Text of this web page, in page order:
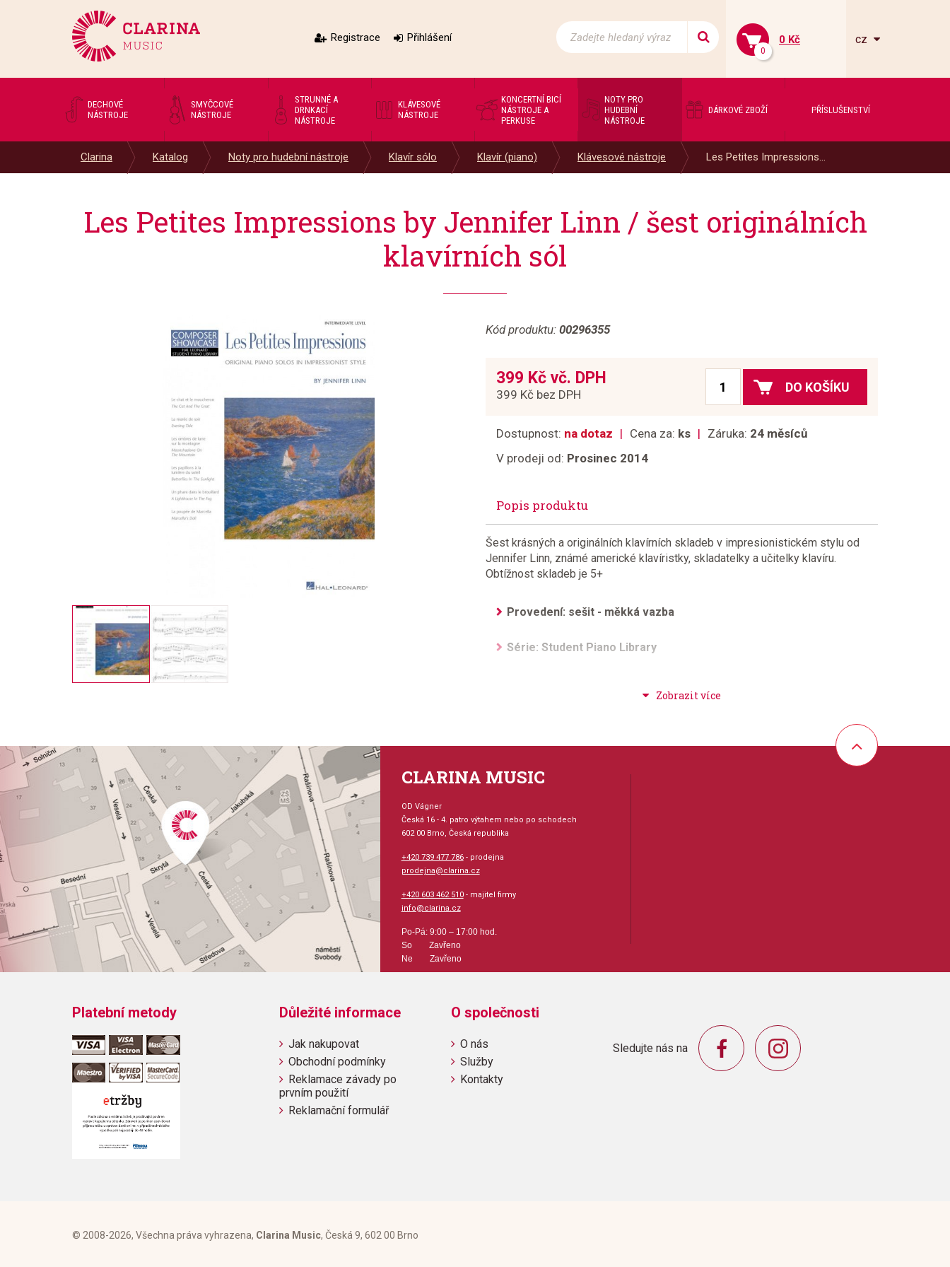
Registrace Přihlášení
0
0 Kč cz
DECHOVÉ
NÁSTROJE
SMYČCOVÉ
NÁSTROJE
STRUNNÉ A
DRNKACÍ
NÁSTROJE
KLÁVESOVÉ
NÁSTROJE
KONCERTNÍ BICÍ
NÁSTROJE A
PERKUSE
NOTY PRO
HUDEBNÍ
NÁSTROJE
DÁRKOVÉ ZBOŽÍ PŘÍSLUŠENSTVÍ
Clarina Katalog Noty pro hudební nástroje Klavír sólo Klavír (piano) Klávesové nástroje Les Petites Impressions...
Les Petites Impressions by Jennifer Linn / šest originálních
klavírních sól
Kód produktu: 00296355
399 Kč vč. DPH
399 Kč bez DPH
DO KOŠÍKU
Dostupnost: na dotaz Cena za: ks Záruka: 24 měsíců
V prodeji od: Prosinec 2014
Popis produktu
Šest krásných a originálních klavírních skladeb v impresionistickém stylu od
Jennifer Linn, známé americké klavíristky, skladatelky a učitelky klavíru.
Obtížnost skladeb je 5+
Provedení: sešit - měkká vazba
Série: Student Piano Library
hudební úprava: klavír
Odběr minimálně 1 kus
La maree de soir (Evening Tide)La Poupee De Marcella (Marcella's Doll)Le chat
et le moucheron (The Cat And The Gnat)Les ombres de lune sur la montagne
(Moonshadows On The Mountain)Les papillons a la lumiere du soleil
(Butterflies In The Sunlight)Un phare dans le brouillard (A Lighthouse In The
Fog)
CLARINA MUSIC
OD Vágner
Česká 16 - 4. patro výtahem nebo po schodech
602 00 Brno, Česká republika
+420 739 477 786- prodejna
prodejna@clarina.cz
+420 603 462 510- majitel firmy
info@clarina.cz
Po-Pá: 9:00 – 17:00 hod.
So Zavřeno
Ne Zavřeno
Platební metody Důležité informace
Jak nakupovat
Obchodní podmínky
Reklamace závady po
prvním použití
Reklamační formulář
O společnosti
O nás
Služby
Kontakty
Sledujte nás na
© 2008-2026, Všechna práva vyhrazena, Clarina Music, Česká 9, 602 00 Brno